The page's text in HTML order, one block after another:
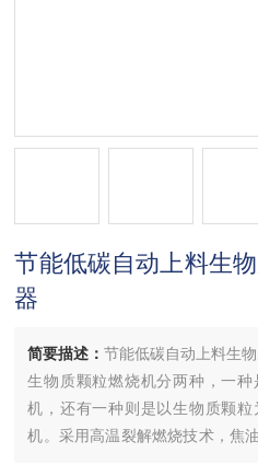
节能低碳自动上料生
器
简要描述：节能低碳自动上料生
生物质颗粒燃烧机分两种，一
机，还有一种则是以生物质颗
机。采用高温裂解燃烧技术，焦